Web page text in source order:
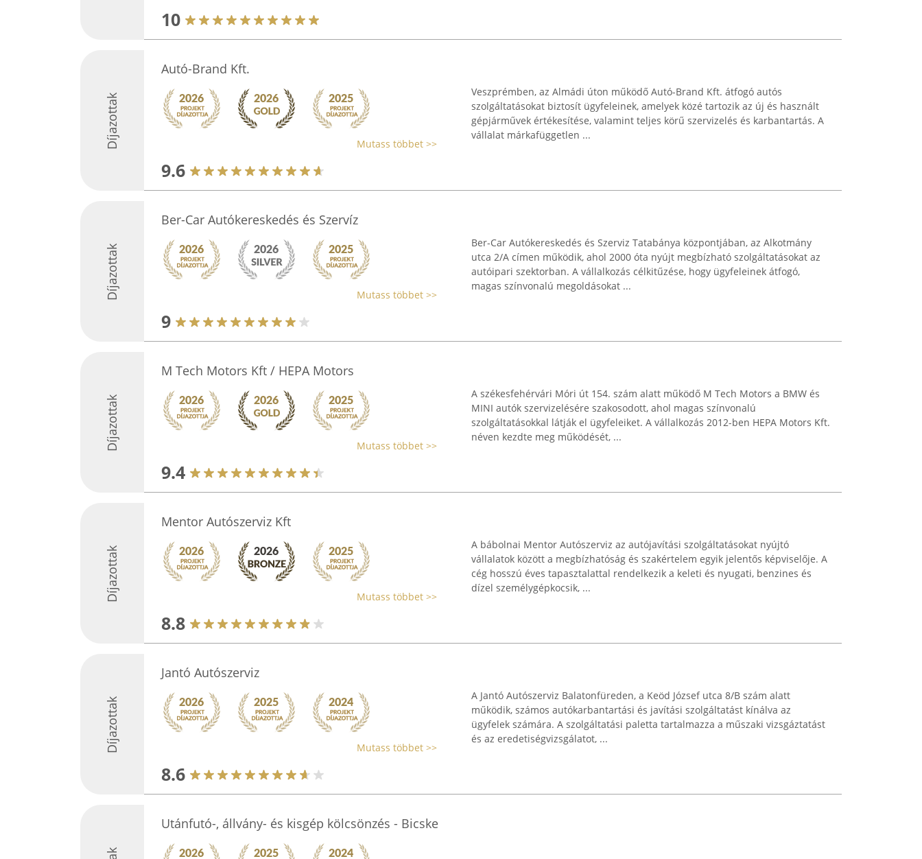
10
Díjazottak
Autó-Brand Kft.
Mutass többet >>
9.6
Veszprémben, az Almádi úton működő Autó-Brand Kft. átfogó autós
szolgáltatásokat biztosít ügyfeleinek, amelyek közé tartozik az új és használt
gépjárművek értékesítése, valamint teljes körű szervizelés és karbantartás. A
vállalat márkafüggetlen ...
Díjazottak
Ber-Car Autókereskedés és Szervíz
Mutass többet >>
9
Ber-Car Autókereskedés és Szerviz Tatabánya központjában, az Alkotmány
utca 2/A címen működik, ahol 2000 óta nyújt megbízható szolgáltatásokat az
autóipari szektorban. A vállalkozás célkitűzése, hogy ügyfeleinek átfogó,
magas színvonalú megoldásokat ...
Díjazottak
M Tech Motors Kft / HEPA Motors
Mutass többet >>
9.4
A székesfehérvári Móri út 154. szám alatt működő M Tech Motors a BMW és
MINI autók szervizelésére szakosodott, ahol magas színvonalú
szolgáltatásokkal látják el ügyfeleiket. A vállalkozás 2012-ben HEPA Motors Kft.
néven kezdte meg működését, ...
Díjazottak
Mentor Autószerviz Kft
Mutass többet >>
8.8
A bábolnai Mentor Autószerviz az autójavítási szolgáltatásokat nyújtó
vállalatok között a megbízhatóság és szakértelem egyik jelentős képviselője. A
cég hosszú éves tapasztalattal rendelkezik a keleti és nyugati, benzines és
dízel személygépkocsik, ...
Díjazottak
Jantó Autószerviz
Mutass többet >>
8.6
A Jantó Autószerviz Balatonfüreden, a Keöd József utca 8/B szám alatt
működik, számos autókarbantartási és javítási szolgáltatást kínálva az
ügyfelek számára. A szolgáltatási paletta tartalmazza a műszaki vizsgáztatást
és az eredetiségvizsgálatot, ...
Utánfutó-, állvány- és kisgép kölcsönzés - Bicske